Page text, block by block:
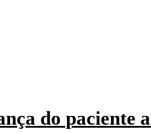
do paciente